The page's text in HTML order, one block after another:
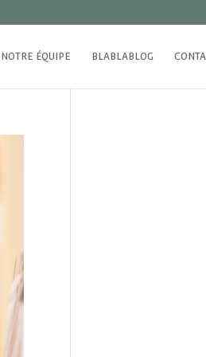
NOTRE ÉQUIPE BLABLABLOG